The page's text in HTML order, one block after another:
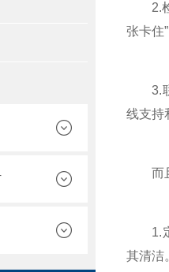
2.检
张卡住
3.联
线支持
而且
1.定
其清洁